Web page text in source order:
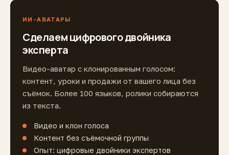
ИИ-АВАТАРЫ
Сделаем цифрового двойника
эксперта
Видео-аватар с клонированным голосом:
контент, уроки и продажи от вашего лица без
съёмок. Более 100 языков, ролики собираются
из текста.
Видео и клон голоса
Контент без съёмочной группы
Опыт: цифровые двойники экспертов